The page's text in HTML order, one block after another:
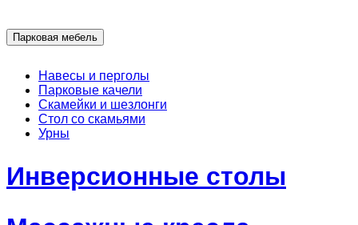
Парковая мебель
Навесы и перголы
Парковые качели
Скамейки и шезлонги
Стол со скамьями
Урны
Инверсионные столы